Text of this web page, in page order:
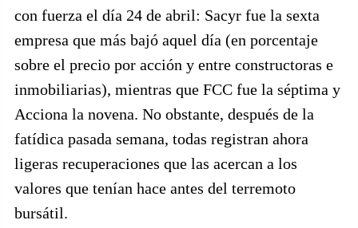
con fuerza el día 24 de abril: Sacyr fue la sexta
empresa que más bajó aquel día (en porcentaje
sobre el precio por acción y entre constructoras e
inmobiliarias), mientras que FCC fue la séptima y
Acciona la novena. No obstante, después de la
fatídica pasada semana, todas registran ahora
ligeras recuperaciones que las acercan a los
valores que tenían hace antes del terremoto
bursátil.